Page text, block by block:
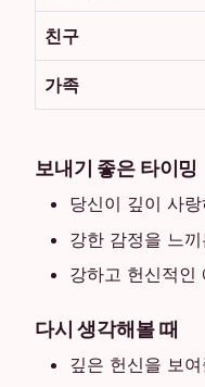
친구
가족
보내기 좋은 타이밍
당신이 깊이 사
강한 감정을 느
강하고 헌신적인
다시 생각해볼 때
깊은 헌신을 보